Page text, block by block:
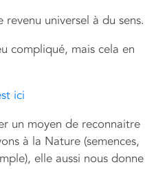
universel à du sens.
compliqué, mais cela en
ici
un moyen de reconnaitre
à la Nature (semences,
elle aussi nous donne